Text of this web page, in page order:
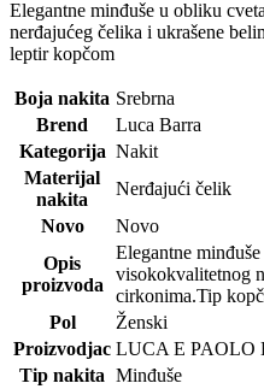
Elegantne minđuše u obliku
nerđajućeg čelika i ukrašene
leptir kopčom
Boja nakita Srebrna
Brend
Luca Barra
Kategorija Nakit
Materijal
nakita
Nerđajući čelik
Novo
Novo
Opis
proizvoda
Elegantne
visokokvalitetnog
cirkonima.Tip
Pol
Ženski
Proizvodjac LUCA E PAOLO
Tip nakita Minđuše